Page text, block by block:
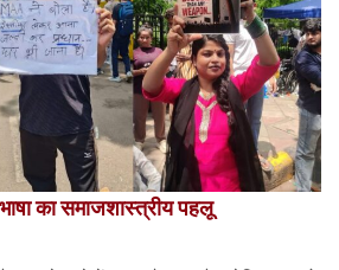
का समाजशास्त्रीय पहलू